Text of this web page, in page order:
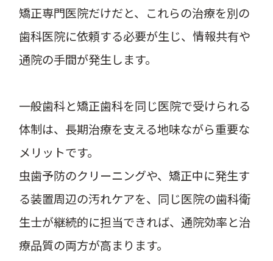
矯正専門医院だけだと、これらの治療を別の
歯科医院に依頼する必要が生じ、情報共有や
通院の手間が発生します。
一般歯科と矯正歯科を同じ医院で受けられる
体制は、長期治療を支える地味ながら重要な
メリットです。
虫歯予防のクリーニングや、矯正中に発生す
る装置周辺の汚れケアを、同じ医院の歯科衛
生士が継続的に担当できれば、通院効率と治
療品質の両方が高まります。